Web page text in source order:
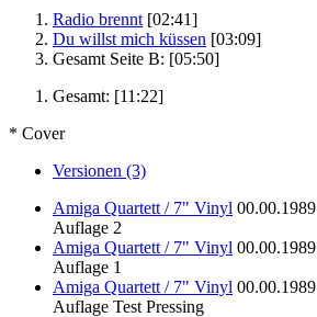
Radio brennt [02:41]
Du willst mich küssen [03:09]
Gesamt Seite B: [05:50]
Gesamt: [11:22]
* Cover
Versionen (3)
Amiga Quartett / 7" Vinyl 00.00.1989
Auflage 2
Amiga Quartett / 7" Vinyl 00.00.1989
Auflage 1
Amiga Quartett / 7" Vinyl 00.00.1989
Auflage Test Pressing